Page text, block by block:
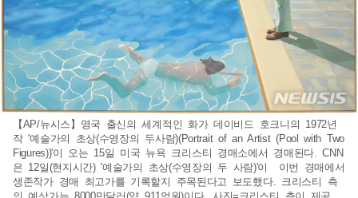
【AP/뉴시스】영국 출신의 세계적인 화가 데이비드 호크니의 1972년
작 '예술가의 초상(수영장의 두사람)(Portrait of an Artist (Pool with Two
Figures))'이 오는 15일 미국 뉴욕 크리스티 경매소에서 경매된다. CNN
은 12일(현지시간) '예술가의 초상(수영장의 두 사람)'이 이번 경매에서
생존작가 경매 최고가를 기록할지 주목된다고 보도했다. 크리스티 측